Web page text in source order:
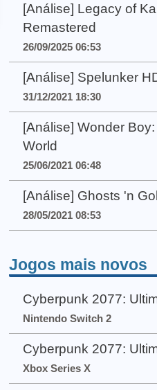
[Análise] Legacy of
Remastered
26/09/2025 06:53
[Análise] Spelunker
31/12/2021 18:30
[Análise] Wonder
World
25/06/2021 06:48
[Análise] Ghosts 'n
28/05/2021 08:53
Jogos mais novos
Cyberpunk 2077:
Nintendo Switch 2
Cyberpunk 2077:
Xbox Series X